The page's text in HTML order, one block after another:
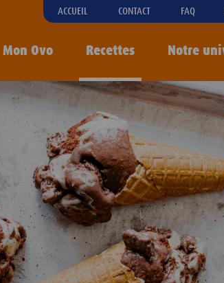
ACCUEIL CONTACT FAQ
Mon Ovo Recettes Notre